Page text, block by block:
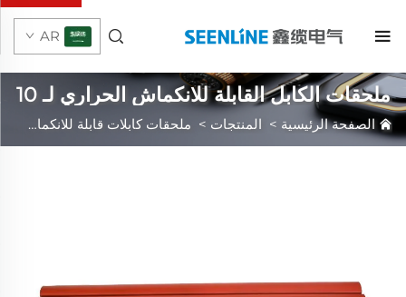
AR
ملحقات الكابل القابلة للانكماش الحراري لـ 10
كيلوفولت
الصفحة الرئيسية > المنتجات > ملحقات كابلات قابلة للانكماش الحراري